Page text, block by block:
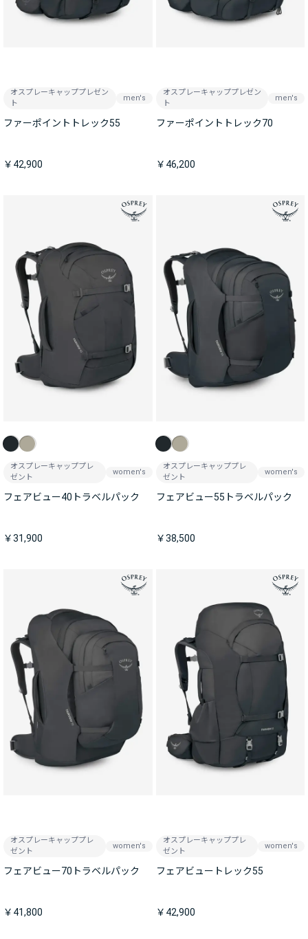
オスプレーキャッププレゼン
ト
men's
ファーポイントトレック55
￥42,900
オスプレーキャッププレゼン
ト
men's
ファーポイントトレック70
￥46,200
オスプレーキャッププレ
ゼント
women's
フェアビュー40トラベルパック
￥31,900
オスプレーキャッププレ
ゼント
women's
フェアビュー55トラベルパック
￥38,500
オスプレーキャッププレ
ゼント
women's
フェアビュー70トラベルパック
￥41,800
オスプレーキャッププレ
ゼント
women's
フェアビュートレック55
￥42,900